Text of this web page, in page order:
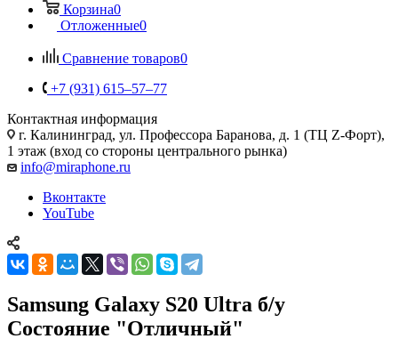
Корзина0
Отложенные0
Сравнение товаров0
+7 (931) 615‒57‒77
Контактная информация
г. Калининград, ул. Профессора Баранова, д. 1 (ТЦ Z-Форт),
1 этаж (вход со стороны центрального рынка)
info@miraphone.ru
Вконтакте
YouTube
Samsung Galaxy S20 Ultra б/у
Состояние "Отличный"